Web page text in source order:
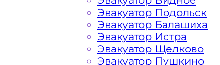
Эвакуатор Подольск
Эвакуатор Балашиха
Эвакуатор Истра
Эвакуатор Щелково
Эвакуатор Пушкино